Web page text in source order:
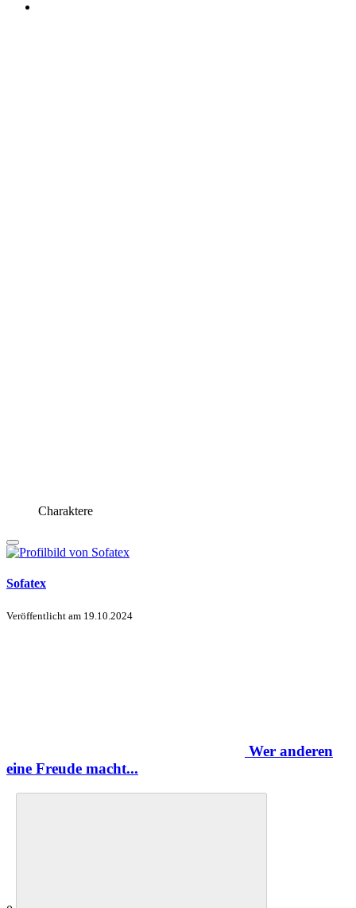
Charaktere
Sofatex
Veröffentlicht am 19.10.2024
Wer anderen
eine Freude macht...